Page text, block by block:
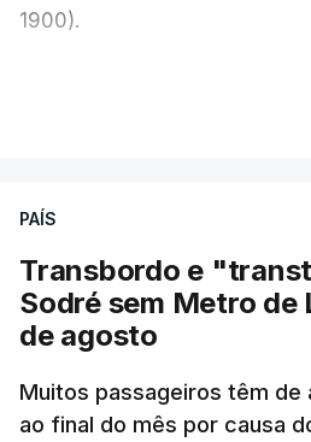
1900).
excecional de calor
Embora estas tenham sido
as ondas de calor de junho,
ondas de calor desde maio
para a região.
PAÍS
Transbordo e
Sodré sem Metro de
de agosto
Muitos passageiros têm de
ao final do mês por causa